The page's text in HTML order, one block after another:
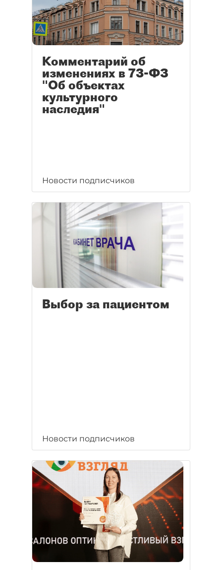
Комментарий об
изменениях в 73-ФЗ
"Об объектах
культурного
наследия"
Новости подписчиков
Выбор за пациентом
Новости подписчиков